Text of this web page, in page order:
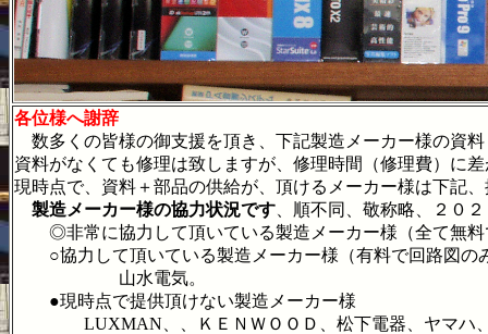
各位様へ謝辞
数多くの皆様の御支援を頂き、下記製造メーカー様の資
資料がなくても修理は致しますが、修理時間（修理費）に
現時点で、資料＋部品の供給が、頂けるメーカー様は下記
製造メーカー様の協力状況です 、順不同、敬称略、２０
◎非常に協力して頂いている製造メーカー様（全て無料
○協力して頂いている製造メーカー様（有料で回路図の
山水電気。
●現時点で提供頂けない製造メーカー様
LUXMAN、、ＫＥＮＷＯＯＤ、松下電器、ヤマハ、ナ